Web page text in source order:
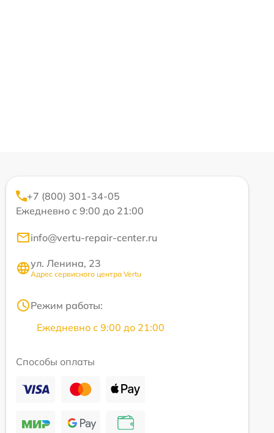
+7 (800) 301-34-05
Ежедневно с 9:00 до 21:00
info@vertu-repair-center.ru
ул. Ленина, 23
Адрес сервисного центра Vertu
Режим работы:
Ежедневно с 9:00 до 21:00
Способы оплаты